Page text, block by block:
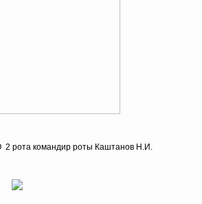
2 рота командир роты Каштанов Н.И.